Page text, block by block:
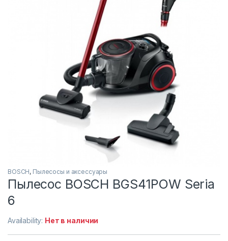
BOSCH, Пылесосы и аксессуары
Пылесос BOSCH BGS41POW Seria
6
Availability: Нет в наличии